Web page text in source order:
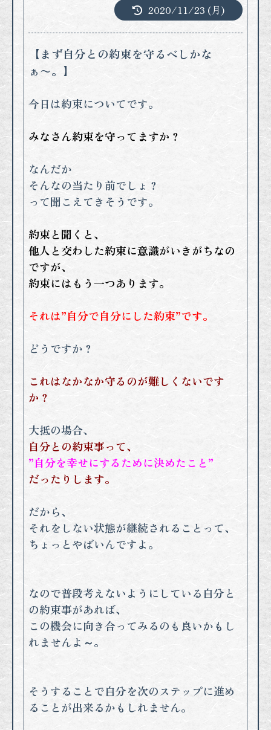
2020/11/23 (月)
【まず自分との約束を守るべしかな
ぁ〜。】
今日は約束についてです。
みなさん約束を守ってますか？
なんだか
そんなの当たり前でしょ？
って聞こえてきそうです。
約束と聞くと、
他人と交わした約束に意識がいきがちなの
ですが、
約束にはもう一つあります。
それは”自分で自分にした約束”です。
どうですか？
これはなかなか守るのが難しくないです
か？
大抵の場合、
自分との約束事って、
”自分を幸せにするために決めたこと”
だったりします。
だから、
それをしない状態が継続されることって、
ちょっとやばいんですよ。
なので普段考えないようにしている自分と
の約束事があれば、
この機会に向き合ってみるのも良いかもし
れませんよ～。
そうすることで自分を次のステップに進め
ることが出来るかもしれません。